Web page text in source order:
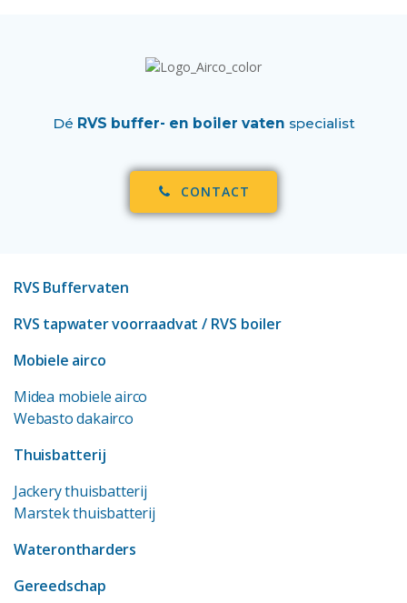
Dé RVS buffer- en boiler vaten specialist
CONTACT
RVS Buffervaten
RVS tapwater voorraadvat / RVS boiler
Mobiele airco
Midea mobiele airco
Webasto dakairco
Thuisbatterij
Jackery thuisbatterij
Marstek thuisbatterij
Waterontharders
Gereedschap